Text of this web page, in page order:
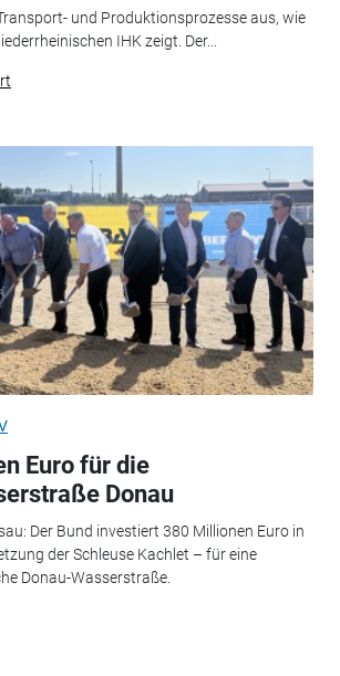
und Produktionsprozesse aus, wie
IHK zeigt. Der...
Euro für die
Donau
Der Bund investiert 380 Millionen Euro in
der Schleuse Kachlet – für eine
Donau-Wasserstraße.